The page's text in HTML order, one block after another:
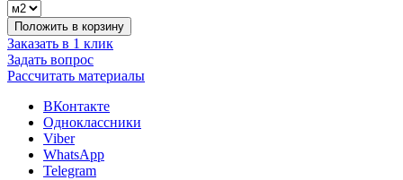
Положить в корзину
Заказать в 1 клик
Задать вопрос
Рассчитать материалы
ВКонтакте
Одноклассники
Viber
WhatsApp
Telegram